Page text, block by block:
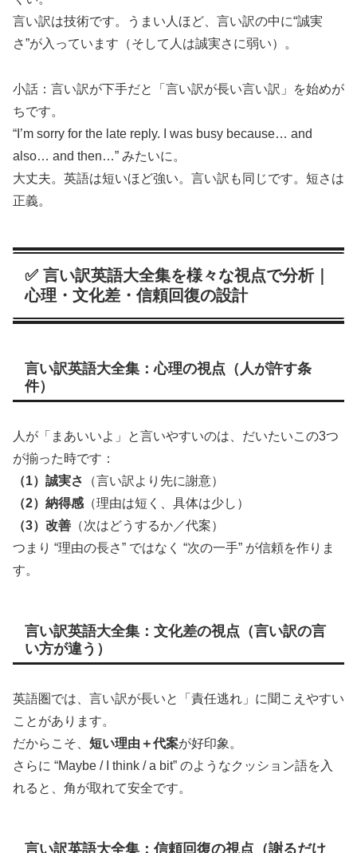
言い訳は技術です。うまい人ほど、言い訳の中に“誠実
さ”が入っています（そして人は誠実さに弱い）。
小話：言い訳が下手だと「言い訳が長い言い訳」を始めが
ちです。
“I’m sorry for the late reply. I was busy because… and
also… and then…” みたいに。
大丈夫。英語は短いほど強い。言い訳も同じです。短さは
正義。
✅ 言い訳英語大全集を様々な視点で分析｜
心理・文化差・信頼回復の設計
言い訳英語大全集：心理の視点（人が許す条
件）
人が「まあいいよ」と言いやすいのは、だいたいこの3つ
が揃った時です：
（1）誠実さ
（言い訳より先に謝意）
（2）納得感 （理由は短く、具体は少し）
（3）改善 （次はどうするか／代案）
つまり “理由の長さ” ではなく “次の一手” が信頼を作りま
す。
言い訳英語大全集：文化差の視点（言い訳の言
い方が違う）
英語圏では、言い訳が長いと「責任逃れ」に聞こえやすい
ことがあります。
だからこそ、 短い理由＋代案が好印象。
さらに “Maybe / I think / a bit” のようなクッション語を入
れると、角が取れて安全です。
言い訳英語大全集：信頼回復の視点（謝るだけ